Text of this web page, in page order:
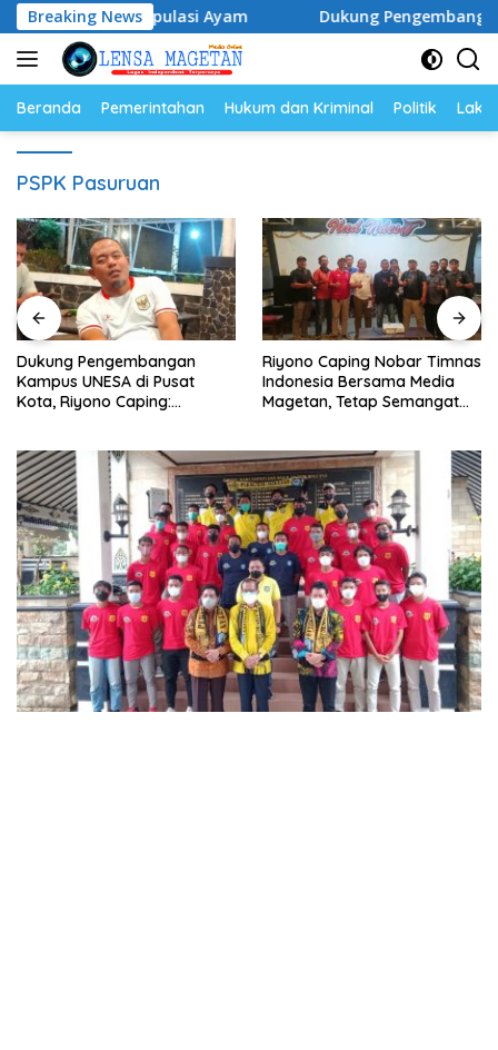
Langsung
ke
konten
Breaking News
dan Populasi Ayam Dukung Pengembangan
Beranda Pemerintahan Hukum dan Kriminal Politik
PSPK Pasuruan
Dukung Pengembangan
Kampus UNESA di Pusat
Kota, Riyono Caping:
Riyono Caping Nobar Timnas
Indonesia Bersama Media
Magetan, Tetap Semangat